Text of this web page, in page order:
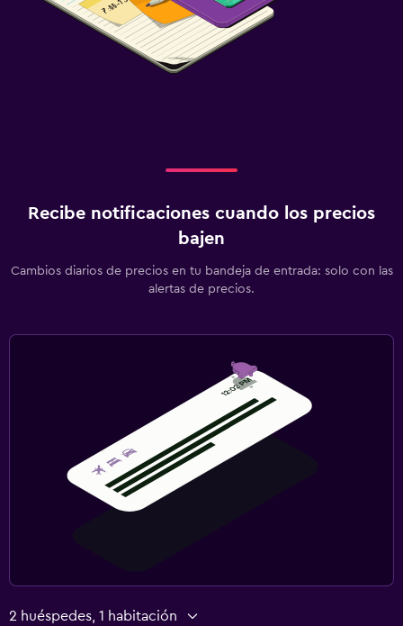
Recibe notificaciones cuando los precios
bajen
Cambios diarios de precios en tu bandeja de entrada: solo con las
alertas de precios.
2 huéspedes, 1 habitación